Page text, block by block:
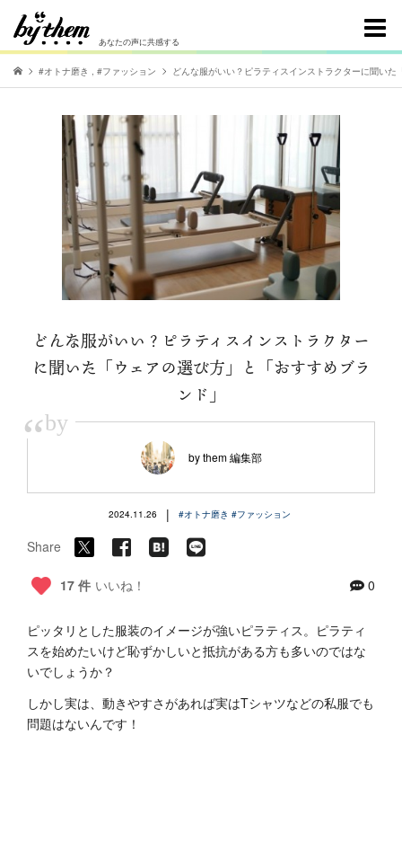
あなたの声に共感する
#オトナ磨き , #ファッション どんな服がいい？ピラティスインストラクターに聞い
どんな服がいい？ピラティスインストラクター
に聞いた「ウェアの選び方」と「おすすめブラ
ンド」
“by
by them 編集部
2024.11.26 | #オトナ磨き #ファッション
Share
17 件 いいね！ 0
ピッタリとした服装のイメージが強いピラティス。ピラティ
スを始めたいけど恥ずかしいと抵抗がある方も多いのではな
いでしょうか？
しかし実は、動きやすさがあれば実はTシャツなどの私服でも
問題はないんです！